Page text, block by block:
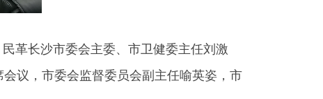
革长沙市委会主委、市卫健委主任刘激
议，市委会监督委员会副主任喻英姿，市